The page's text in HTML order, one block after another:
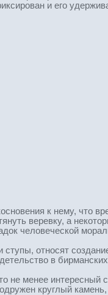
и его
к нему, что
веревку, а
человеческой
относят
в бирманских
не менее интересный
круглый